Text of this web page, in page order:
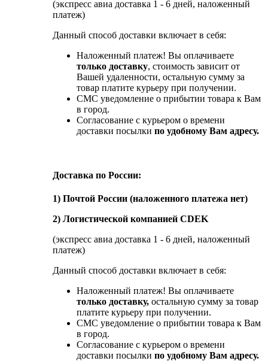
(экспресс авиа доставка 1 - 6 дней, наложенный
платеж)
Данный способ доставки включает в себя:
Наложенный платеж! Вы оплачиваете
только доставку, стоимость зависит от
Вашей удаленности, остальную сумму за
товар платите курьеру при получении.
СМС уведомление о прибытии товара к Вам
в город.
Согласование с курьером о времени
доставки посылки по удобному Вам адресу.
Доставка по России:
1) Почтой России (наложенного платежа нет)
2) Логистической компанией CDEK
(экспресс авиа доставка 1 - 6 дней, наложенный
платеж)
Данный способ доставки включает в себя:
Наложенный платеж! Вы оплачиваете
только доставку, остальную сумму за товар
платите курьеру при получении.
СМС уведомление о прибытии товара к Вам
в город.
Согласование с курьером о времени
доставки посылки по удобному Вам адресу.